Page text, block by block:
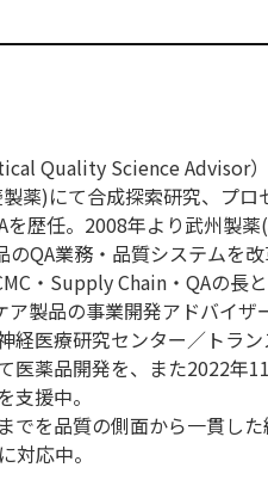
Quality Science Advisor）
薬)にて合成探索研究、プロ
を歴任。2008年より武州製
QA業務・品質システムを
・Supply Chain・QAの長
製品の事業開発アドバイザ
医療研究センター／トラ
医薬品開発を、また2022年
援中。
でを品質の側面から一貫し
対応中。